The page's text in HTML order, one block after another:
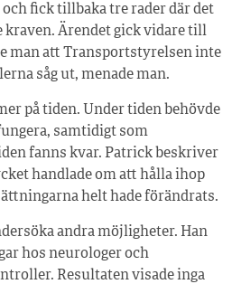
och fick tillbaka tre rader där det
kraven. Ärendet gick vidare till
man att Transportstyrelsen inte
såg ut, menade man.
på tiden. Under tiden behövde
samtidigt som
fanns kvar. Patrick beskriver
handlade om att hålla ihop
helt hade förändrats.
andra möjligheter. Han
hos neurologer och
Resultaten visade inga